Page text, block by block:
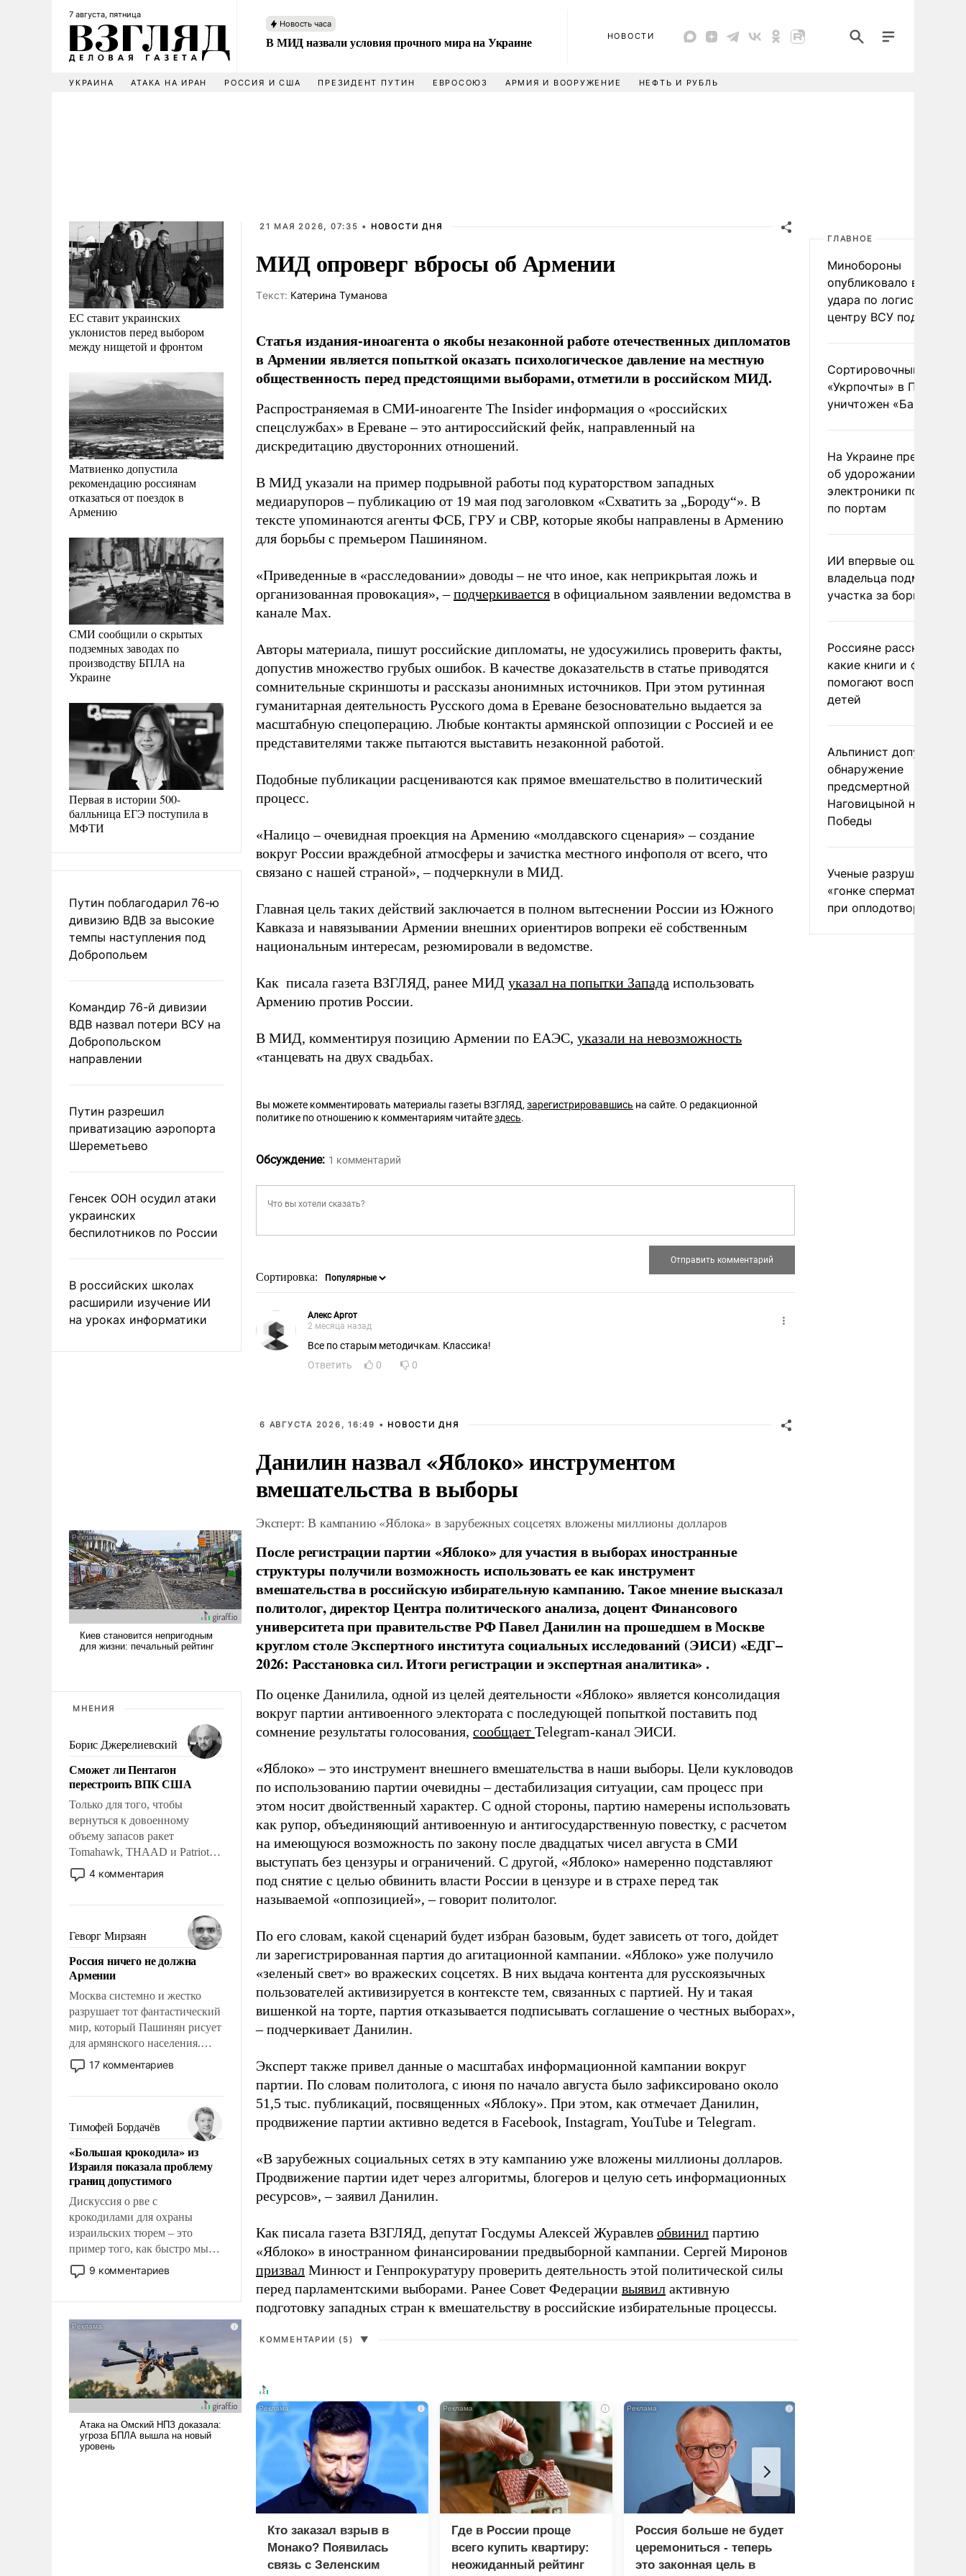
7 августа, пятница
Новость часа
В МИД назвали условия прочного мира на Украине НОВОСТИ
УКРАИНА АТАКА НА ИРАН РОССИЯ И США ПРЕЗИДЕНТ ПУТИН ЕВРОСОЮЗ АРМИЯ И ВООРУЖЕНИЕ НЕФТЬ И РУБЛЬ
ЕС ставит украинских
уклонистов перед выбором
между нищетой и фронтом
Матвиенко допустила
рекомендацию россиянам
отказаться от поездок в
Армению
СМИ сообщили о скрытых
подземных заводах по
производству БПЛА на
Украине
Первая в истории 500-
балльница ЕГЭ поступила в
МФТИ
Путин поблагодарил 76-ю
дивизию ВДВ за высокие
темпы наступления под
Добропольем
Командир 76-й дивизии
ВДВ назвал потери ВСУ на
Добропольском
направлении
Путин разрешил
приватизацию аэропорта
Шереметьево
Генсек ООН осудил атаки
украинских
беспилотников по России
В российских школах
расширили изучение ИИ
на уроках информатики
МНЕНИЯ
Борис Джерелиевский
Сможет ли Пентагон
перестроить ВПК США
Только для того, чтобы
вернуться к довоенному
объему запасов ракет
Tomahawk, THAAD и Patriot
США потребуется более трех
лет. Даже небольшая война с
Сложившаяся ситуация
означает многолетний период
уязвимости США, например,
перед Китаем.
4 комментария
Геворг Мирзаян
Россия ничего не должна
Армении
Москва системно и жестко
разрушает тот фантастический
мир, который Пашинян рисует
для армянского населения.
Мир, где политические
прожекты будут безусловно
налогоплательщиков и где
Еревану за свои поступки не
нужно отвечать.
17 комментариев
Тимофей Бордачёв
«Большая крокодила» из
Израиля показала проблему
границ допустимого
Дискуссия о рве с
крокодилами для охраны
израильских тюрем – это
пример того, как быстро мы
двигаемся по пути
революционных изменений.
псевдонаучной фантастики,
стало всерьез обсуждаемой
9 комментариев
21 МАЯ 2026, 07:35 • НОВОСТИ ДНЯ
МИД опроверг вбросы об Армении
Tекст: Катерина Туманова
Статья издания-иноагента о якобы незаконной работе отечественных дипломатов
в Армении является попыткой оказать психологическое давление на местную
общественность перед предстоящими выборами, отметили в российском МИД.
Распространяемая в СМИ-иноагенте The Insider информация о «российских
спецслужбах» в Ереване – это антироссийский фейк, направленный на
дискредитацию двусторонних отношений.
В МИД указали на пример подрывной работы под кураторством западных
медиарупоров – публикацию от 19 мая под заголовком «Схватить за „Бороду“». В
тексте упоминаются агенты ФСБ, ГРУ и СВР, которые якобы направлены в Армению
для борьбы с премьером Пашиняном.
«Приведенные в «расследовании» доводы – не что иное, как неприкрытая ложь и
организованная провокация», –подчеркивается в официальном заявлении ведомства в
канале Max.
Авторы материала, пишут российские дипломаты, не удосужились проверить факты,
допустив множество грубых ошибок. В качестве доказательств в статье приводятся
сомнительные скриншоты и рассказы анонимных источников. При этом рутинная
гуманитарная деятельность Русского дома в Ереване безосновательно выдается за
масштабную спецоперацию. Любые контакты армянской оппозиции с Россией и ее
представителями также пытаются выставить незаконной работой.
Подобные публикации расцениваются как прямое вмешательство в политический
процесс.
«Налицо – очевидная проекция на Армению «молдавского сценария» – создание
вокруг России враждебной атмосферы и зачистка местного инфополя от всего, что
связано с нашей страной», – подчеркнули в МИД.
Главная цель таких действий заключается в полном вытеснении России из Южного
Кавказа и навязывании Армении внешних ориентиров вопреки её собственным
национальным интересам, резюмировали в ведомстве.
Как писала газета ВЗГЛЯД, ранее МИД указал на попытки Запада использовать
Армению против России.
В МИД, комментируя позицию Армении по ЕАЭС, указали на невозможность
«танцевать на двух свадьбах.
Вы можете комментировать материалы газеты ВЗГЛЯД, зарегистрировавшись на сайте. О редакционной
политике по отношению к комментариям читайтездесь.
Обсуждение: 1 комментарий
Сортировка:
Алекс Аргот
2 месяца назад
Все по старым методичкам. Классика!
Ответить
0 0
6 АВГУСТА 2026, 16:49 • НОВОСТИ ДНЯ
Данилин назвал «Яблоко» инструментом
вмешательства в выборы
Эксперт: В кампанию «Яблока» в зарубежных соцсетях вложены миллионы долларов
После регистрации партии «Яблоко» для участия в выборах иностранные
структуры получили возможность использовать ее как инструмент
вмешательства в российскую избирательную кампанию. Такое мнение высказал
политолог, директор Центра политического анализа, доцент Финансового
университета при правительстве РФ Павел Данилин на прошедшем в Москве
круглом столе Экспертного института социальных исследований (ЭИСИ) «ЕДГ–
2026: Расстановка сил. Итоги регистрации и экспертная аналитика» .
По оценке Данилила, одной из целей деятельности «Яблоко» является консолидация
вокруг партии антивоенного электората с последующей попыткой поставить под
сомнение результаты голосования, сообщает Telegram-канал ЭИСИ.
«Яблоко» – это инструмент внешнего вмешательства в наши выборы. Цели кукловодов
по использованию партии очевидны – дестабилизация ситуации, сам процесс при
этом носит двойственный характер. С одной стороны, партию намерены использовать
как рупор, объединяющий антивоенную и антигосударственную повестку, с расчетом
на имеющуюся возможность по закону после двадцатых чисел августа в СМИ
выступать без цензуры и ограничений. С другой, «Яблоко» намеренно подставляют
под снятие с целью обвинить власти России в цензуре и в страхе перед так
называемой «оппозицией», – говорит политолог.
По его словам, какой сценарий будет избран базовым, будет зависеть от того, дойдет
ли зарегистрированная партия до агитационной кампании. «Яблоко» уже получило
«зеленый свет» во вражеских соцсетях. В них выдача контента для русскоязычных
пользователей активизируется в контексте тем, связанных с партией. Ну и такая
вишенкой на торте, партия отказывается подписывать соглашение о честных выборах»,
– подчеркивает Данилин.
Эксперт также привел данные о масштабах информационной кампании вокруг
партии. По словам политолога, с июня по начало августа было зафиксировано около
51,5 тыс. публикаций, посвященных «Яблоку». При этом, как отмечает Данилин,
продвижение партии активно ведется в Facebook, Instagram, YouTube и Telegram.
«В зарубежных социальных сетях в эту кампанию уже вложены миллионы долларов.
Продвижение партии идет через алгоритмы, блогеров и целую сеть информационных
ресурсов», – заявил Данилин.
Как писала газета ВЗГЛЯД, депутат Госдумы Алексей Журавлев обвинил партию
«Яблоко» в иностранном финансировании предвыборной кампании. Сергей Миронов
призвал Минюст и Генпрокуратуру проверить деятельность этой политической силы
перед парламентскими выборами. Ранее Совет Федерации выявил активную
подготовку западных стран к вмешательству в российские избирательные процессы.
КОММЕНТАРИИ (5) ▼
i
Кто заказал взрыв в
Монако? Появилась
связь с Зеленским
i
Где в России проще
всего купить квартиру:
неожиданный рейтинг
i
Россия больше не будет
церемониться - теперь
это законная цель в
ГЛАВНОЕ
Минобороны
опубликовало видео
удара по
центру ВСУ под Киевом
Сортировочный пункт
«Укрпочты» в
уничтожен
На Украине
об удорожании
электроники после
по портам
ИИ впервые
владельца
участка за борщевик
Россияне рассказали,
какие книги и фильмы
помогают воспитывать
детей
Альпинист допустил
обнаружение
предсмертной записки
Наговицыной на пике
Победы
Ученые разрушили миф
«гонке
при оплодотворении